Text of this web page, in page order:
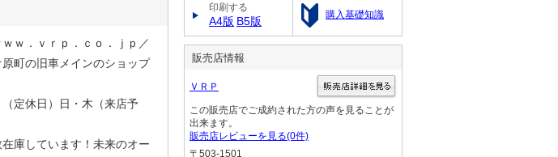
ｗ．ｖｒｐ．ｃｏ．ｊｐ／
町の旧車メインのショップ
定休日）日・木（来店予
庫しています！未来のオー
印刷する
A4版 B5版 購入基礎知識
販売店情報
ＶＲＰ
この販売店でご成約された方の声を見ることが
出来ます。
販売店レビューを見る(0件)
〒503-1501